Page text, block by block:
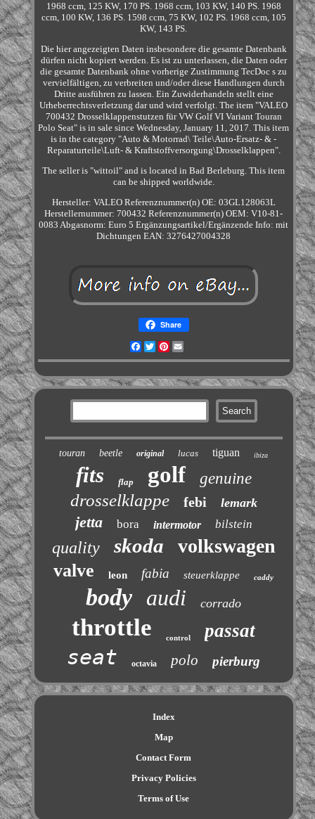
1968 ccm, 125 KW, 170 PS. 1968 ccm, 103 KW, 140 PS. 1968
ccm, 100 KW, 136 PS. 1598 ccm, 75 KW, 102 PS. 1968 ccm, 105
KW, 143 PS.
Die hier angezeigten Daten insbesondere die gesamte Datenbank
dürfen nicht kopiert werden. Es ist zu unterlassen, die Daten oder
die gesamte Datenbank ohne vorherige Zustimmung TecDoc s zu
vervielfältigen, zu verbreiten und/oder diese Handlungen durch
Dritte ausführen zu lassen. Ein Zuwiderhandeln stellt eine
Urheberrechtsverletzung dar und wird verfolgt. The item "VALEO
700432 Drosselklappenstutzen für VW Golf VI Variant Touran
Polo Seat" is in sale since Wednesday, January 11, 2017. This item
is in the category "Auto & Motorrad\ Teile\Auto-Ersatz- & -
Reparaturteile\Luft- & Kraftstoffversorgung\Drosselklappen".
The seller is "wittoil" and is located in Bad Berleburg. This item
can be shipped worldwide.
Hersteller: VALEO Referenznummer(n) OE: 03GL128063L
Herstellernummer: 700432 Referenznummer(n) OEM: V10-81-
0083 Abgasnorm: Euro 5 Ergänzungsartikel/Ergänzende Info: mit
Dichtungen EAN: 3276427004328
Share
Facebook
TwitterPinterest
touran beetle original lucas tiguan ibiza
fits flap golf genuine
drosselklappe febi lemark
jetta bora intermotor bilstein
quality skoda volkswagen
valve leon fabia steuerklappe caddy
body audi corrado
throttle control passat
seat octavia polo pierburg
Index
Map
Contact Form
Privacy Policies
Terms of Use